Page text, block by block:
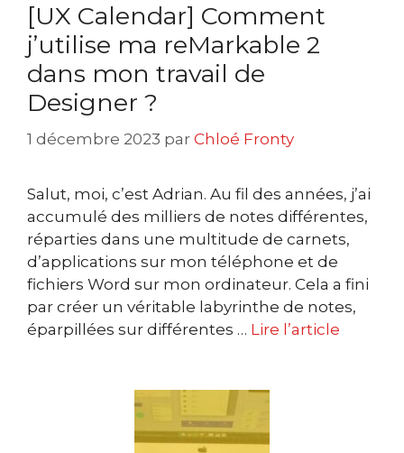
[UX Calendar] Comment
j’utilise ma reMarkable 2
dans mon travail de
Designer ?
1 décembre 2023 par Chloé Fronty
Salut, moi, c’est Adrian. Au fil des années, j’ai
accumulé des milliers de notes différentes,
réparties dans une multitude de carnets,
d’applications sur mon téléphone et de
fichiers Word sur mon ordinateur. Cela a fini
par créer un véritable labyrinthe de notes,
éparpillées sur différentes … Lire l’article